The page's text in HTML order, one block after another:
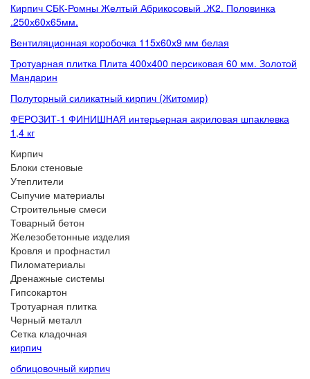
Кирпич СБК-Ромны Желтый Абрикосовый .Ж2. Половинка
.250х60х65мм.
Вентиляционная коробочка 115х60х9 мм белая
Тротуарная плитка Плита 400х400 персиковая 60 мм. Золотой
Мандарин
Полуторный силикатный кирпич (Житомир)
ФЕРОЗИТ-1 ФИНИШНАЯ интерьерная акриловая шпаклевка
1,4 кг
Кирпич
Блоки стеновые
Утеплители
Сыпучие материалы
Строительные смеси
Товарный бетон
Железобетонные изделия
Кровля и профнастил
Пиломатериалы
Дренажные системы
Гипсокартон
Тротуарная плитка
Черный металл
Сетка кладочная
кирпич
облицовочный кирпич